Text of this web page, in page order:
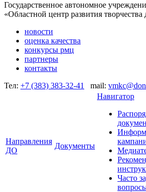
Государственное автономное
«Областной центр развития
новости
оценка качества
конкурсы рмц
партнеры
контакты
Тел: +7 (383) 383-32-41 mail:
Направления
ДО
Документы
Навигатор
Часто